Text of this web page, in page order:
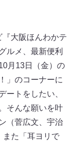
大阪ほんわかテ
ルメ、最新便利
月13日（金）の
」のコーナーに
ートをしたい、
そんな願いを叶
（菅広文、宇治
また「耳ヨリで